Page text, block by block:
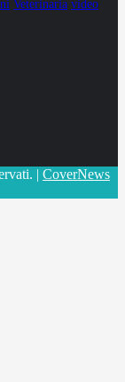
Veterinaria video
| CoverNews